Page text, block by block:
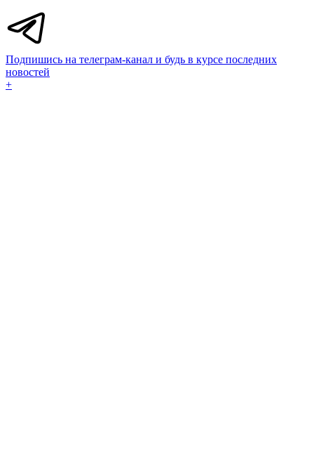
Подпишись на телеграм-канал и будь в курсе последних
новостей
+